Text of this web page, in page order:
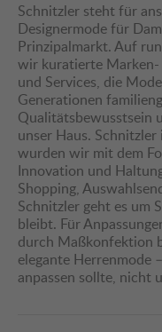
Schnitzler steht für
Designermode für
Prinzipalmarkt. Auf
wir kuratierte
und Services, die
Generationen
Qualitätsbewusstsein
unser Haus.
wurden wir mit dem
Innovation und
Shopping,
Schnitzler geht es um
bleibt. Für
durch Maßkonfektion
elegante Herrenmode
anpassen sollte, nicht